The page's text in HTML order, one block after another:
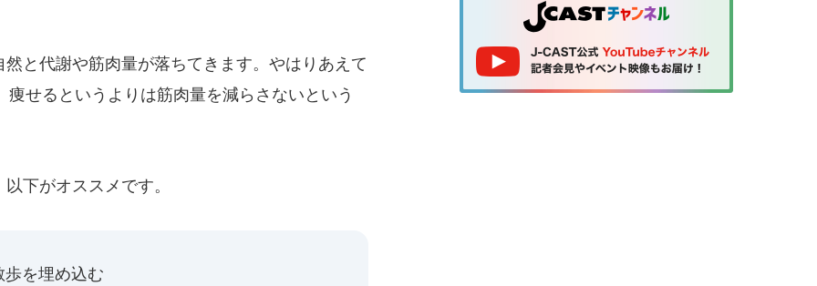
と代謝や筋肉量が落ちてきます。やはりあえて
せるというよりは筋肉量を減らさないという
下がオススメです。
を埋め込む